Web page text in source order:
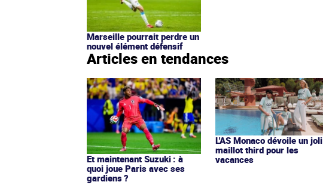
Marseille pourrait perdre un
nouvel élément défensif
Articles en tendances
Et maintenant Suzuki : à
quoi joue Paris avec ses
gardiens ?
L'AS Monaco dévoile un joli
maillot third pour les
vacances